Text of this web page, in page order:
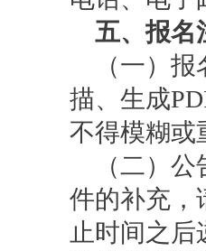
五、报名
（一）报
描、生成
不得模糊或
（二）公
件的补充，
止时间之